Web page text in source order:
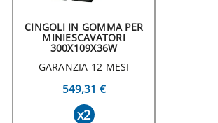
CINGOLI IN GOMMA PER
MINIESCAVATORI
300X109X36W
GARANZIA 12 MESI
549,31 €
x2